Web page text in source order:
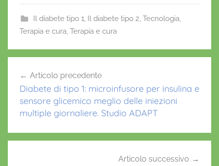
e
b
o
o
k
er l
s
A
p
p
e
st
Il diabete tipo 1, Il diabete tipo 2, Tecnologia,
Terapia e cura, Terapia e cura
C
t
articoli
Articolo precedente
Diabete di tipo 1: microinfusore per insulina e
sensore glicemico meglio delle iniezioni
multiple giornaliere. Studio ADAPT
Articolo successivo